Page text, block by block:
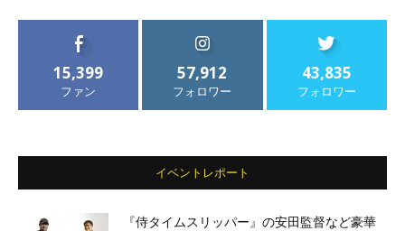
15,399
ファン
57,912
フォロワー
43,835
フォロワー
イベントレポート
『侍タイムスリッパー』の安田監督など豪華